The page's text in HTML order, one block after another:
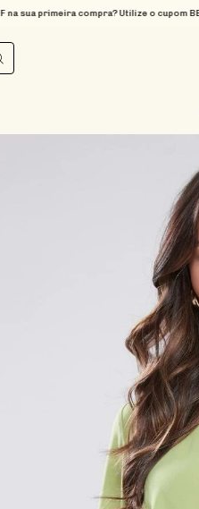
compra? Utilize o cupom BEMVINDA